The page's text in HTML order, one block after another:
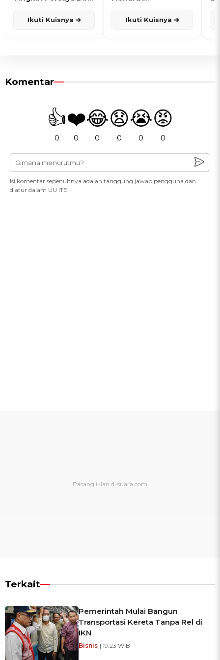
Ikuti Kuisnya ➔ Ikuti Kuisnya ➔
Komentar
👍
0
❤️
0
😂
0
😧
0
😭
0
😡
0
Isi komentar sepenuhnya adalah tanggung jawab pengguna dan
diatur dalam UU ITE
Terkait
Pemerintah Mulai Bangun
Transportasi Kereta Tanpa Rel di
IKN
Bisnis | 19:23 WIB